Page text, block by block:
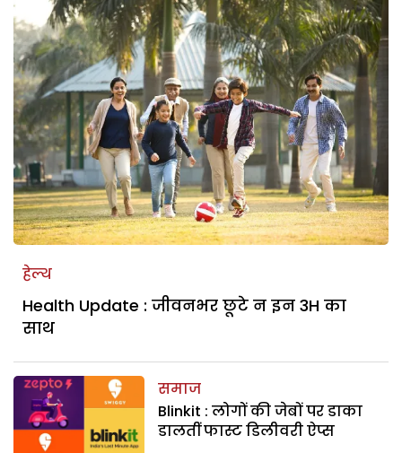
हेल्थ
Health Update : जीवनभर छूटे न इन 3H का
साथ
समाज
Blinkit : लोगों की जेबों पर डाका
डालतीं फास्ट डिलीवरी ऐप्स